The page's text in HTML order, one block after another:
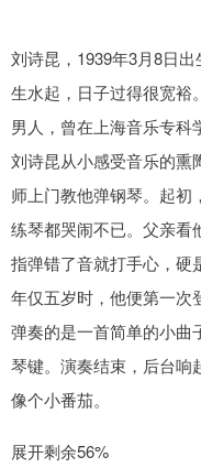
刘诗昆，1939年3月8日
生水起，日子过得很宽裕
男人，曾在上海音乐专科
刘诗昆从小感受音乐的熏
师上门教他弹钢琴。起初
练琴都哭闹不已。父亲看
指弹错了音就打手心，硬
年仅五岁时，他便第一次
弹奏的是一首简单的小曲
琴键。演奏结束，后台响
像个小番茄。
展开剩余56%